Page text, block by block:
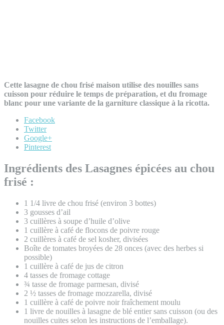
Cette lasagne de chou frisé maison utilise des nouilles sans
cuisson pour réduire le temps de préparation, et du fromage
blanc pour une variante de la garniture classique à la ricotta.
Facebook
Twitter
Google+
Pinterest
Ingrédients des Lasagnes épicées au chou
frisé :
1 1/4 livre de chou frisé (environ 3 bottes)
3 gousses d’ail
3 cuillères à soupe d’huile d’olive
1 cuillère à café de flocons de poivre rouge
2 cuillères à café de sel kosher, divisées
Boîte de tomates broyées de 28 onces (avec des herbes si
possible)
1 cuillère à café de jus de citron
4 tasses de fromage cottage
¾ tasse de fromage parmesan, divisé
2 ½ tasses de fromage mozzarella, divisé
1 cuillère à café de poivre noir fraîchement moulu
1 livre de nouilles à lasagne de blé entier sans cuisson (ou des
nouilles cuites selon les instructions de l’emballage).